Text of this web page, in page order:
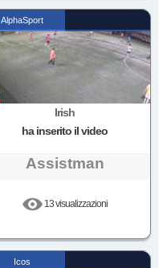
AlphaSport
Irish
ha inserito il video
Assistman
13 visualizzazioni
Icos